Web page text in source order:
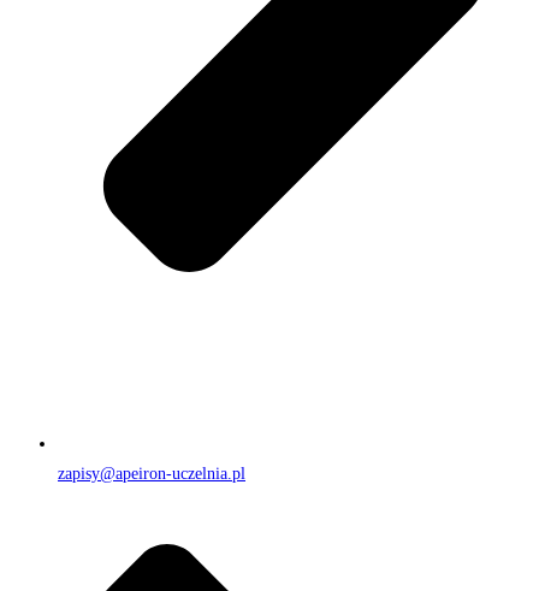
zapisy@apeiron-uczelnia.pl